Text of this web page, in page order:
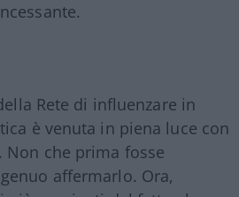
Rete di influenzare in
è venuta in piena luce con
che prima fosse
affermarlo. Ora,